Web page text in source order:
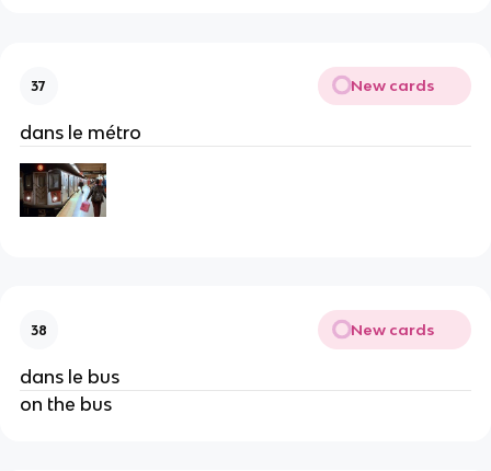
37 New cards
dans le métro
38 New cards
dans le bus
on the bus